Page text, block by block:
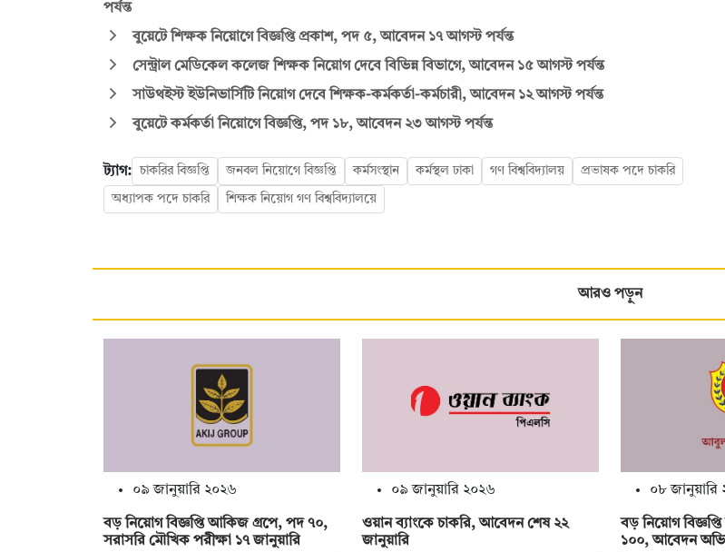
পর্যন্ত
বুয়েটে শিক্ষক নিয়োগে বিজ্ঞপ্তি প্রকাশ, পদ ৫, আবেদন ১৭ আগস্ট পর্যন্ত
সেন্ট্রাল মেডিকেল কলেজ শিক্ষক নিয়োগ দেবে বিভিন্ন বিভাগে, আবেদন ১৫ আগস্ট পর্যন্ত
সাউথইস্ট ইউনিভার্সিটি নিয়োগ দেবে শিক্ষক-কর্মকর্তা-কর্মচারী, আবেদন ১২ আগস্ট পর্যন্ত
বুয়েটে কর্মকর্তা নিয়োগে বিজ্ঞপ্তি, পদ ১৮, আবেদন ২৩ আগস্ট পর্যন্ত
ট্যাগ: চাকরির বিজ্ঞপ্তি জনবল নিয়োগে বিজ্ঞপ্তি কর্মসংস্থান কর্মস্থল ঢাকা গণ বিশ্ববিদ্যালয় প্রভাষক পদে চাকরি
অধ্যাপক পদে চাকরি শিক্ষক নিয়োগ গণ বিশ্ববিদ্যালয়ে
আরও পড়ুন
০৯ জানুয়ারি ২০২৬
বড় নিয়োগ বিজ্ঞপ্তি আকিজ গ্রপে, পদ ৭০,
সরাসরি মৌখিক পরীক্ষা ১৭ জানুয়ারি
০৯ জানুয়ারি ২০২৬
ওয়ান ব্যাংকে চাকরি, আবেদন শেষ ২২
জানুয়ারি
০৮ জানুয়ারি
বড় নিয়োগ
১০০, আবেদন